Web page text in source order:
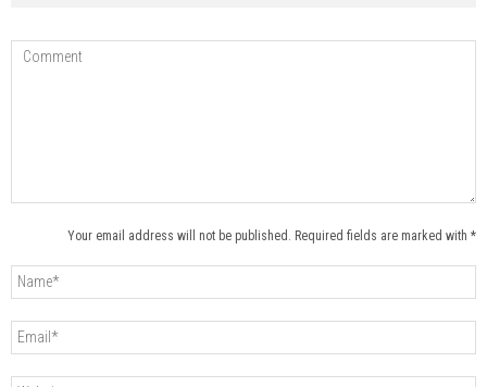
Your email address will not be published. Required fields are marked with *